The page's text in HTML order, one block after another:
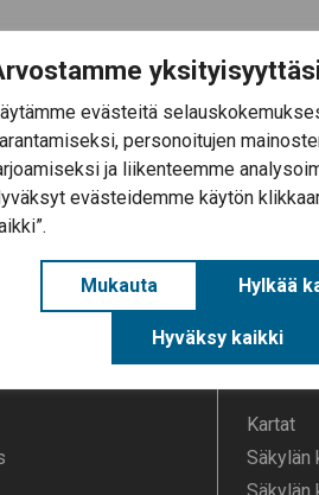
evästeitä
personoitujen
ja liikenteemme
evästeidemme käytön
Mukauta Hylkää
Hyväksy kaikki
Aurinkokettu
Kartat
Säkylän